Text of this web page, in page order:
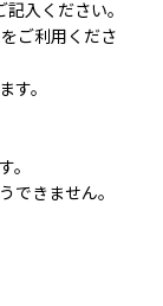
入ください。
ご利用くださ
す。
。
できません。